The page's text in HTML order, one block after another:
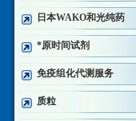
日本WAKO和光纯药
*原时间试剂
免疫组化代测服务
质粒